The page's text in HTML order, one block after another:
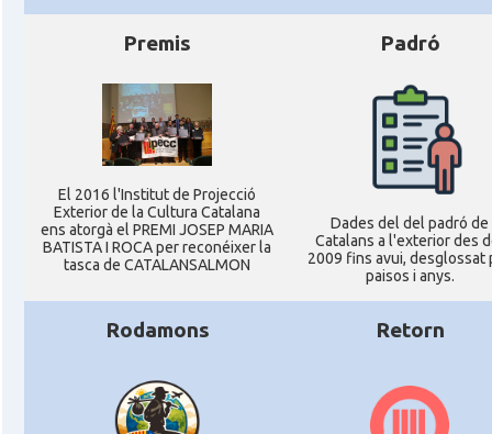
Premis
El 2016 l'Institut de Projecció
Exterior de la Cultura Catalana
ens atorgà el PREMI JOSEP MARIA
BATISTA I ROCA per reconéixer la
tasca de CATALANSALMON
Padró
Dades del del padró de
Catalans a l'exterior des
2009 fins avui, desglossat
paisos i anys.
Rodamons Retorn